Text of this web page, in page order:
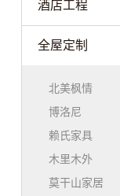
酒店工程
全屋定制
北美枫情
博洛尼
赖氏家具
木里木外
莫干山家居